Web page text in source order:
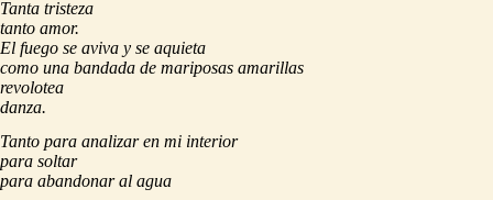
Tanta tristeza
tanto amor.
El fuego se aviva y se aquieta
como una bandada de mariposas amarillas
revolotea
danza.
Tanto para analizar en mi interior
para soltar
para abandonar al agua